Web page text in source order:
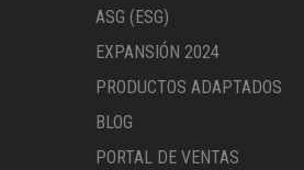
ASG (ESG)
EXPANSIÓN 2024
PRODUCTOS ADAPTADOS
BLOG
PORTAL DE VENTAS